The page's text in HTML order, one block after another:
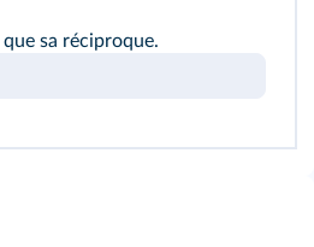
sa réciproque.